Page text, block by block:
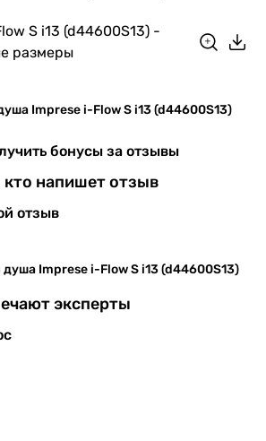
горизонтальный
i-Flow
нержавеющая сталь
нержавеющая сталь
S i13 (d44600S13) -
размеры
Imprese i-Flow S i13 (d44600S13)
бонусы за отзывы
напишет отзыв
отзыв
душа Imprese i-Flow S i13 (d44600S13)
эксперты